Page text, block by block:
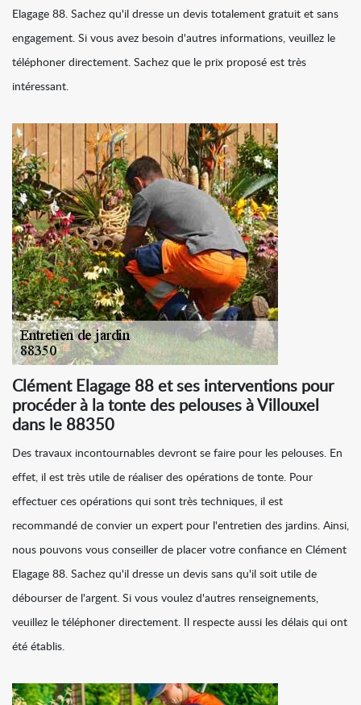
Elagage 88. Sachez qu'il dresse un devis totalement gratuit et sans
engagement. Si vous avez besoin d'autres informations, veuillez le
téléphoner directement. Sachez que le prix proposé est très
intéressant.
Clément Elagage 88 et ses interventions pour
procéder à la tonte des pelouses à Villouxel
dans le 88350
Des travaux incontournables devront se faire pour les pelouses. En
effet, il est très utile de réaliser des opérations de tonte. Pour
effectuer ces opérations qui sont très techniques, il est
recommandé de convier un expert pour l'entretien des jardins. Ainsi,
nous pouvons vous conseiller de placer votre confiance en Clément
Elagage 88. Sachez qu'il dresse un devis sans qu'il soit utile de
débourser de l'argent. Si vous voulez d'autres renseignements,
veuillez le téléphoner directement. Il respecte aussi les délais qui ont
été établis.